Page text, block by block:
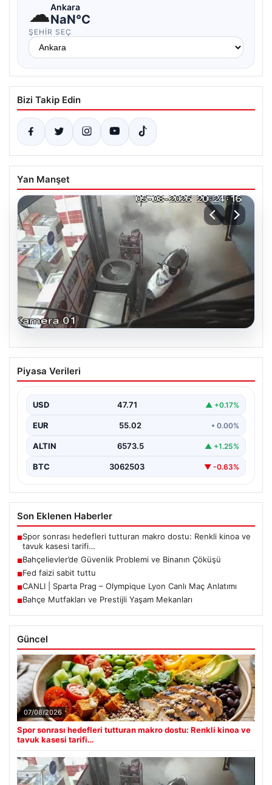
☁Ankara
NaN°C
ŞEHIR SEÇ
Bizi Takip Edin
Yan Manşet
06.08.2026
Bahçelievler’de Güvenlik Problemi ve
Binanın Çöküşü
Mahallesi Taşova Sokak'ta korkutucu bir olay yaşandı.
Yaklaşık 38…
Piyasa Verileri
USD 47.71 ▲ +0.17%
EUR 55.02 • 0.00%
ALTIN 6573.5 ▲ +1.25%
BTC 3062503 ▼ -0.63%
Son Eklenen Haberler
■Spor sonrası hedefleri tutturan makro dostu: Renkli kinoa ve
tavuk kasesi tarifi…
■Bahçelievler’de Güvenlik Problemi ve Binanın Çöküşü
■Fed faizi sabit tuttu
■CANLI | Sparta Prag – Olympique Lyon Canlı Maç Anlatımı
■Bahçe Mutfakları ve Prestijli Yaşam Mekanları
Güncel
07/08/2026
Spor sonrası hedefleri tutturan makro dostu: Renkli kinoa ve
tavuk kasesi tarifi…